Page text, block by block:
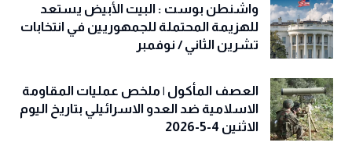
واشنطن بوست : البيت الأبيض يستعد
للهزيمة المحتملة للجمهوريين في انتخابات
تشرين الثاني / نوفمبر
العصف المأكول | ملخص عمليات المقاومة
الاسلامية ضد العدو الاسرائيلي بتاريخ اليوم
الاثنين 4-5-2026